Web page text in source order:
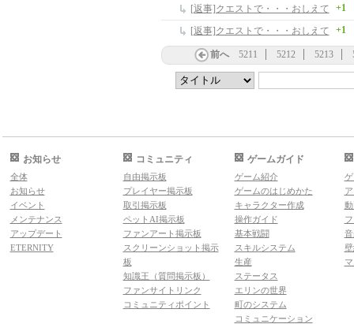
[返事]クエストで・・・おしえて +1
[返事]クエストで・・・おしえて +1
前へ 5211 5212 5213
お知らせ
全体
お知らせ
イベント
メンテナンス
アップデート
ETERNITY
コミュニティ
自由掲示板
プレイヤー掲示板
取引掲示板
ペットAI掲示板
ファンアート掲示板
スクリーンショット掲示
板
知識王（質問掲示板）
ファンサイトリンク
コミュニティポイント
ゲームガイド
ゲーム紹介
ゲームのはじめかた
キャラクター作成
操作ガイド
基本戦闘
スキルシステム
生産
ステータス
エリンの世界
町のシステム
コミュニケーション